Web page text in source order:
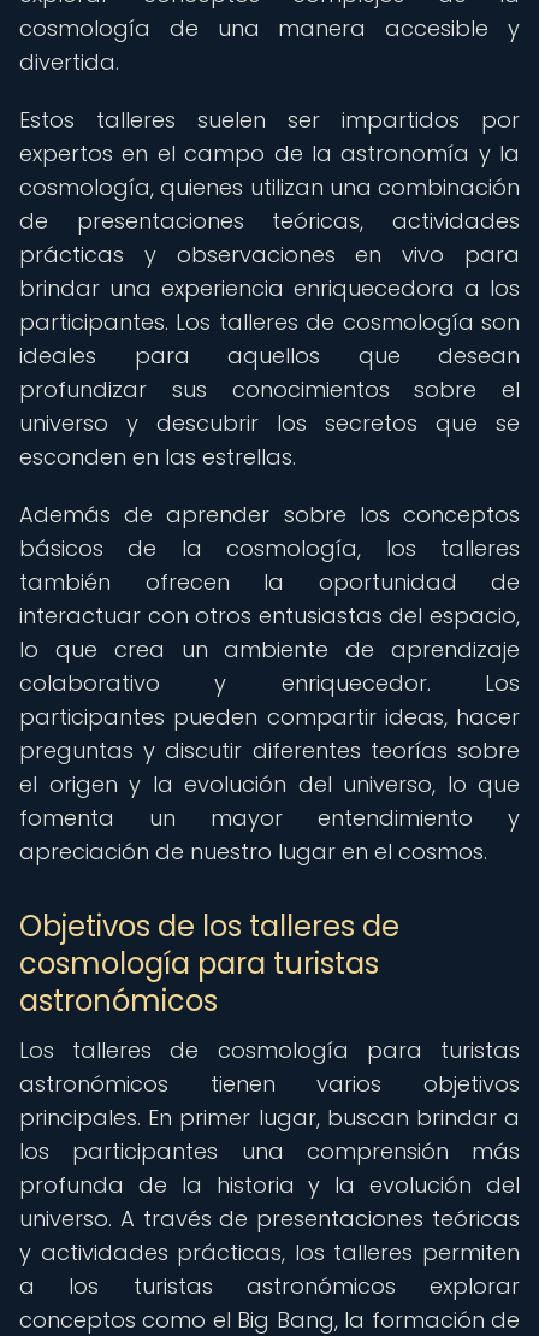
cosmología de una manera accesible y
divertida.
Estos talleres suelen ser impartidos por
expertos en el campo de la astronomía y la
cosmología, quienes utilizan una combinación
de presentaciones teóricas, actividades
prácticas y observaciones en vivo para
brindar una experiencia enriquecedora a los
participantes. Los talleres de cosmología son
ideales para aquellos que desean
profundizar sus conocimientos sobre el
universo y descubrir los secretos que se
esconden en las estrellas.
Además de aprender sobre los conceptos
básicos de la cosmología, los talleres
también ofrecen la oportunidad de
interactuar con otros entusiastas del espacio,
lo que crea un ambiente de aprendizaje
colaborativo y enriquecedor. Los
participantes pueden compartir ideas, hacer
preguntas y discutir diferentes teorías sobre
el origen y la evolución del universo, lo que
fomenta un mayor entendimiento y
apreciación de nuestro lugar en el cosmos.
Objetivos de los talleres de
cosmología para turistas
astronómicos
Los talleres de cosmología para turistas
astronómicos tienen varios objetivos
principales. En primer lugar, buscan brindar a
los participantes una comprensión más
profunda de la historia y la evolución del
universo. A través de presentaciones teóricas
y actividades prácticas, los talleres permiten
a los turistas astronómicos explorar
conceptos como el Big Bang, la formación de